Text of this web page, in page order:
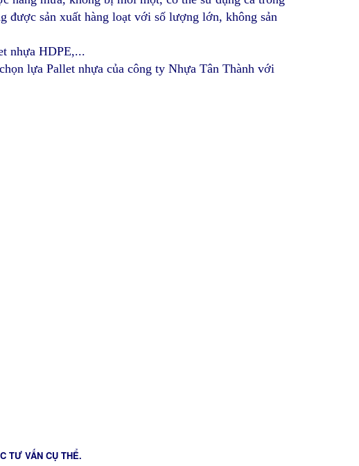
được sản xuất hàng loạt với số lượng lớn, không sản
nhựa HDPE,...
lựa Pallet nhựa của công ty Nhựa Tân Thành với
TƯ VẤN CỤ THỂ.